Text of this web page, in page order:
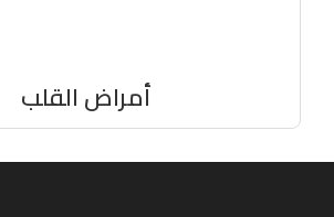
أمراض القلب